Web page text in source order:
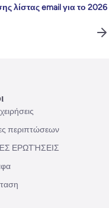
λίστας email για το 2026
περιπτώσεων
ΕΡΩΤΉΣΕΙΣ